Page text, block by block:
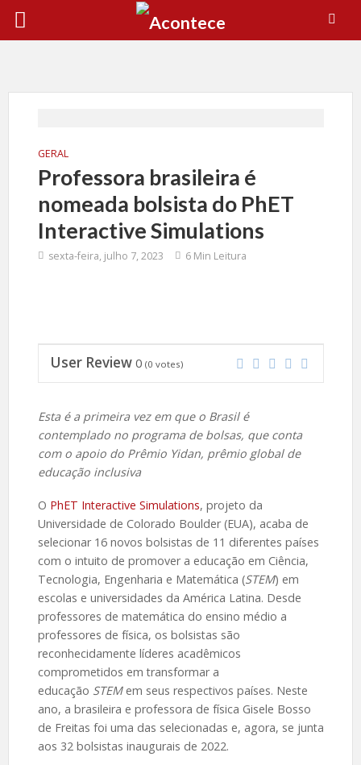
GERAL
Professora brasileira é
nomeada bolsista do PhET
Interactive Simulations
sexta-feira, julho 7, 2023 6 Min Leitura
User Review 0 (0 votes)
Esta é a primeira vez em que o Brasil é
contemplado no programa de bolsas, que conta
com o apoio do Prêmio Yidan, prêmio global de
educação inclusiva
O PhET Interactive Simulations, projeto da
Universidade de Colorado Boulder (EUA), acaba de
selecionar 16 novos bolsistas de 11 diferentes países
com o intuito de promover a educação em Ciência,
Tecnologia, Engenharia e Matemática (STEM) em
escolas e universidades da América Latina. Desde
professores de matemática do ensino médio a
professores de física, os bolsistas são
reconhecidamente líderes acadêmicos
comprometidos em transformar a
educação STEMem seus respectivos países. Neste
ano, a brasileira e professora de física Gisele Bosso
de Freitas foi uma das selecionadas e, agora, se junta
aos 32 bolsistas inaugurais de 2022.